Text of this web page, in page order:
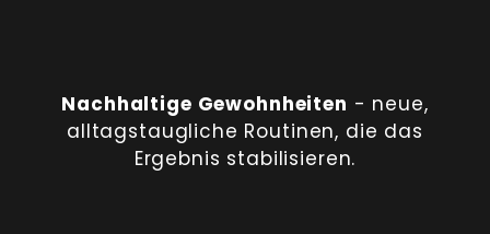
Nachhaltige Gewohnheiten - neue,
alltagstaugliche Routinen, die das
Ergebnis stabilisieren.